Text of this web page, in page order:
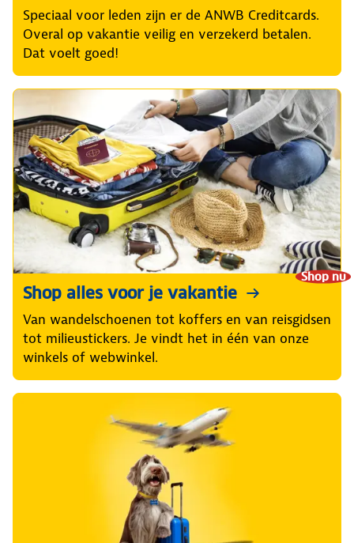
Speciaal voor leden zijn er de ANWB Creditcards.
Overal op vakantie veilig en verzekerd betalen.
Dat voelt goed!
Shop nu
Shop alles voor je vakantie
Van wandelschoenen tot koffers en van reisgidsen
tot milieustickers. Je vindt het in één van onze
winkels of webwinkel.